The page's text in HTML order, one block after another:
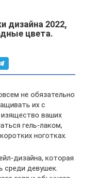
дизайна 2022,
цвета.
не обязательно
их с
ваших
гель-лаком,
ноготках.
дизайна, которая
среди девушек.